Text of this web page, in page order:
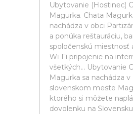
Ubytovanie (Hostinec)
Magurka. Chata
nachádza v obci
a ponúka reštauráciu,
spoločenskú miestnosť
Wi-Fi pripojenie na
všetkých... Ubytovanie
Magurka sa nachádza v
slovenskom meste
ktorého si môžete
dovolenku na